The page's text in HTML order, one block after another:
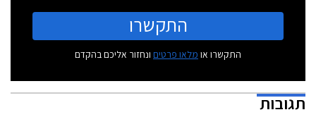
התקשרו
התקשרו או מלאו פרטים ונחזור אליכם בהקדם
תגובות